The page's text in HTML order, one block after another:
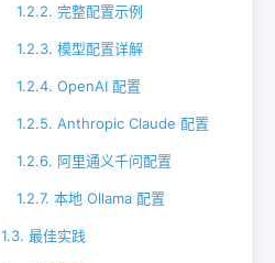
1.2.2. 完整配置示例
1.2.3. 模型配置详解
1.2.4. OpenAI 配置
1.2.5. Anthropic Claude 配置
1.2.6. 阿里通义千问配置
1.2.7. 本地 Ollama 配置
1.3. 最佳实践